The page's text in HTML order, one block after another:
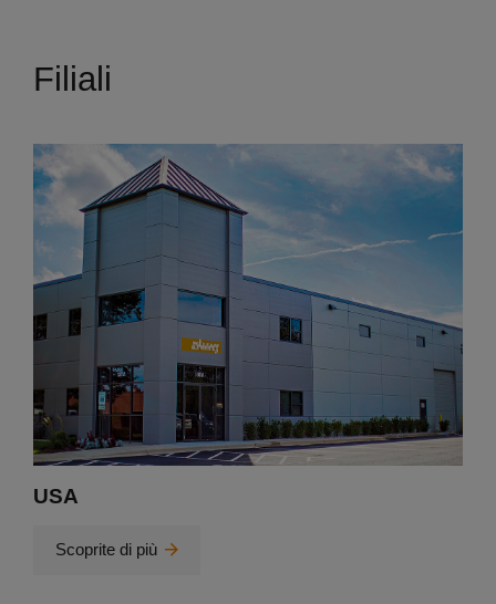
Filiali
USA
Scoprite di più